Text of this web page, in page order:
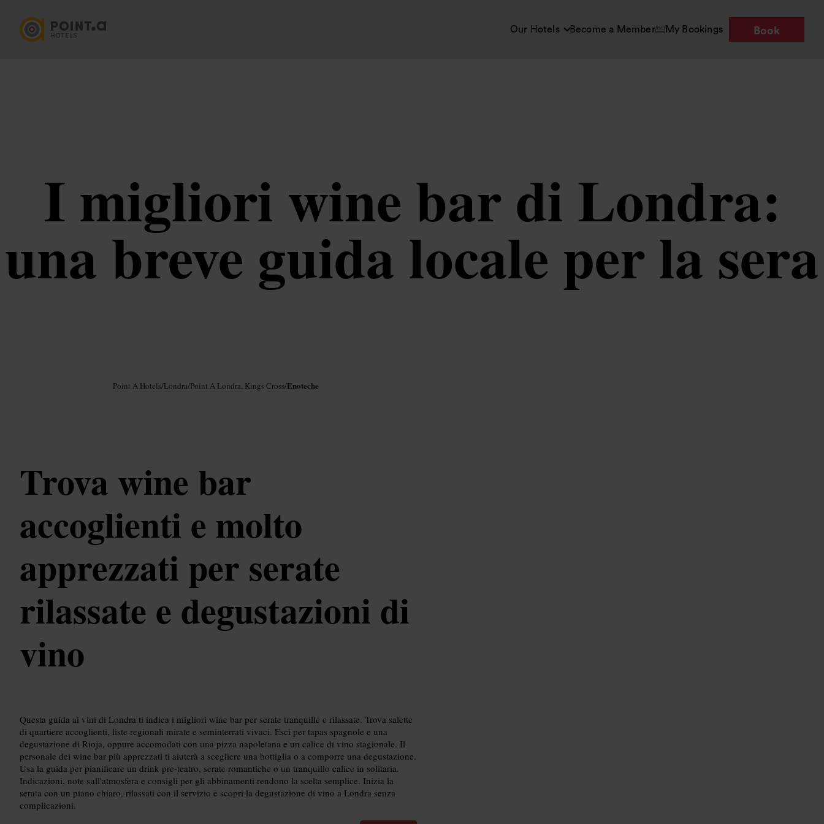
Our Hotels Become a Member My Bookings Book
I migliori wine bar di Londra:
una breve guida locale per la sera
Point A Hotels/Londra/Point A Londra, Kings Cross/Enoteche
Trova wine bar
accoglienti e molto
apprezzati per serate
rilassate e degustazioni di
vino
Questa guida ai vini di Londra ti indica i migliori wine bar per serate tranquille e rilassate. Trova salette
di quartiere accoglienti, liste regionali mirate e seminterrati vivaci. Esci per tapas spagnole e una
degustazione di Rioja, oppure accomodati con una pizza napoletana e un calice di vino stagionale. Il
personale dei wine bar più apprezzati ti aiuterà a scegliere una bottiglia o a comporre una degustazione.
Usa la guida per pianificare un drink pre‑teatro, serate romantiche o un tranquillo calice in solitaria.
Indicazioni, note sull'atmosfera e consigli per gli abbinamenti rendono la scelta semplice. Inizia la
serata con un piano chiaro, rilassati con il servizio e scopri la degustazione di vino a Londra senza
complicazioni.